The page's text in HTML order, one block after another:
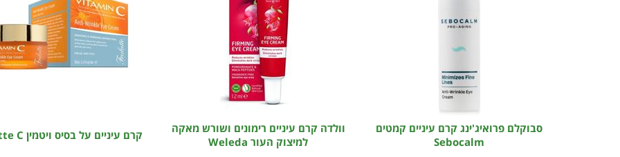
סבוקלם פרואיג'ינג קרם עיניים קמטים
Sebocalm
וולדה קרם עיניים רימונים ושורש מאקה
למיצוק העור Weleda
קרם עיניים על בסיס ויטמין Frulatte C